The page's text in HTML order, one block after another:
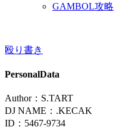
GAMBOL攻略
殴り書き
PersonalData
Author：S.TART
DJ NAME：.KECAK
ID：5467-9734